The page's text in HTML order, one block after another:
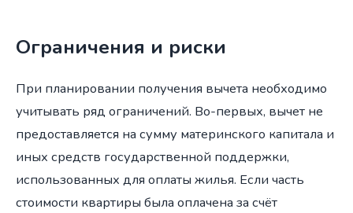
Ограничения и риски
При планировании получения вычета необходимо
учитывать ряд ограничений. Во-первых, вычет не
предоставляется на сумму материнского капитала и
иных средств государственной поддержки,
использованных для оплаты жилья. Если часть
стоимости квартиры была оплачена за счёт